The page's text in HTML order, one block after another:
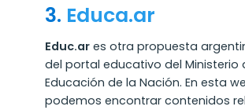
3. Educa.ar
Educ.ares otra propuesta
del portal educativo del Ministerio
Educación de la Nación. En esta
podemos encontrar contenidos